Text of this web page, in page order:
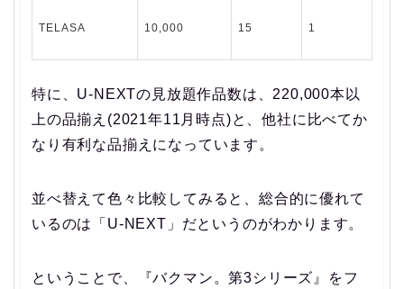
TELASA 10,000 15 1
特に、U-NEXTの見放題作品数は、220,000本以
上の品揃え(2021年11月時点)と、他社に比べてか
なり有利な品揃えになっています。
並べ替えて色々比較してみると、総合的に優れて
いるのは「U-NEXT」だというのがわかります。
ということで、 『バクマン。第3シリーズ』をフ